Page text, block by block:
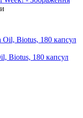
Biotus, 180 капсул